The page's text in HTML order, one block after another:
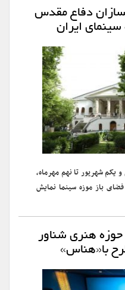
دفاع مقدس
سینمای ایران
شهریور تا نهم مهرماه،
باز موزه سینما نمایش
هنری شناور
با«هناس»